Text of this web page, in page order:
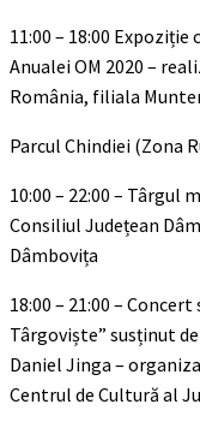
11:00 – 18:00
Anualei OM 2020 –
România, filiala
Parcul Chindiei (Zona
10:00 – 22:00 –
Consiliul Județean
Dâmbovița
18:00 – 21:00 –
Târgoviște” susținut
Daniel Jinga –
Centrul de Cultură al